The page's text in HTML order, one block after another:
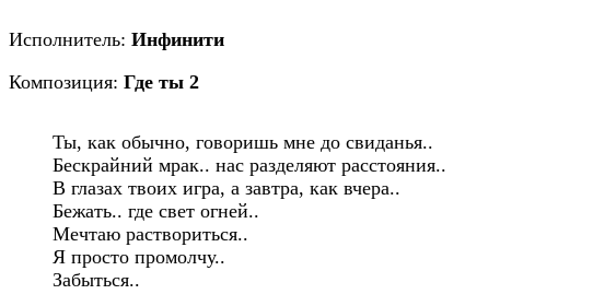
Исполнитель: Инфинити
Композиция: Где ты 2
Ты, как обычно, говоришь мне до свиданья..
Бескрайний мрак.. нас разделяют расстояния..
В глазах твоих игра, а завтра, как вчера..
Бежать.. где свет огней..
Мечтаю раствориться..
Я просто промолчу..
Забыться..